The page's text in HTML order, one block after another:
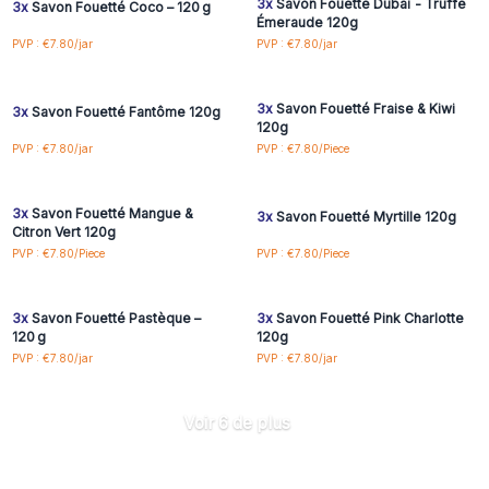
3xSavon Fouetté Coco – 120 g
PVP : €7.80/jar
3xSavon Fouetté Dubaï - Truffe
Émeraude 120g
PVP : €7.80/jar
Connectez-vous ou
3xSavon Fouetté Fantôme 120g
PVP : €7.80/jar
Connectez-vous ou
3xSavon Fouetté Fraise & Kiwi
120g
PVP : €7.80/Piece
Connectez-vous ou
3xSavon Fouetté Mangue &
Citron Vert 120g
PVP : €7.80/Piece
Connectez-vous ou
3xSavon Fouetté Myrtille 120g
PVP : €7.80/Piece
Connectez-vous ou
3xSavon Fouetté Pastèque –
120 g
PVP : €7.80/jar
Connectez-vous ou
3xSavon Fouetté Pink Charlotte
120g
PVP : €7.80/jar
Voir 6 de plus